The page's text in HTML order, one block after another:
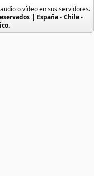
Surena
o vídeo en sus servidores.
| España - Chile -